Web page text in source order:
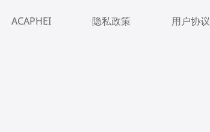
ACAPHEI 隐私政策 用户协议